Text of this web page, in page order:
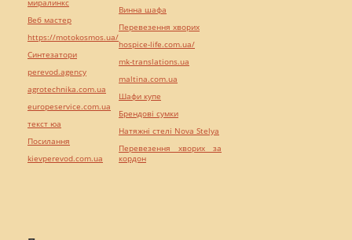
миралинкс
Веб мастер
https://motokosmos.ua/
Синтезатори
perevod.agency
agrotechnika.com.ua
europeservice.com.ua
текст юа
Посилання
kievperevod.com.ua
Винна шафа
Перевезення хворих
hospice-life.com.ua/
mk-translations.ua
maltina.com.ua
Шафи купе
Брендові сумки
Натяжні стелі Nova Stelya
Перевезення хворих за
кордон